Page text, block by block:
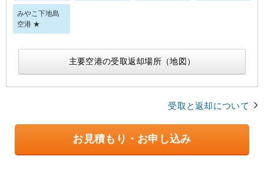
みやこ下地島
空港 ★
主要空港の受取返却場所（地図）
受取と返却について
お見積もり・お申し込み